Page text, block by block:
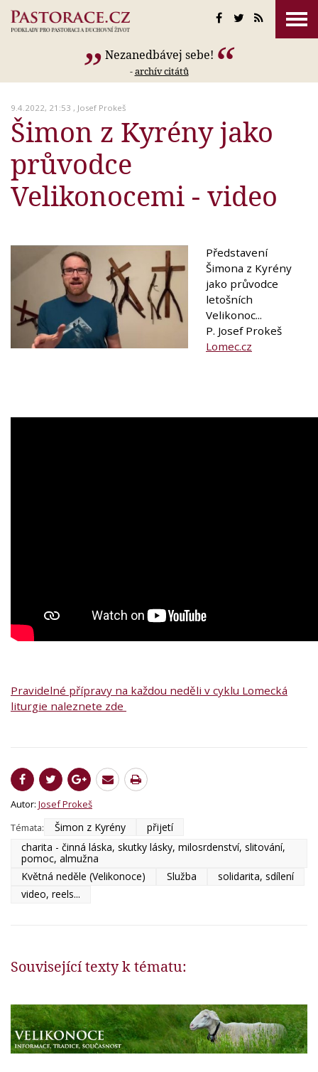
Nezanedbávej sebe!
-archív citátů
9.4.2022, 21:53 , Josef Prokeš
Šimon z Kyrény jako
průvodce
Velikonocemi - video
Představení
Šimona z Kyrény
jako průvodce
letošních
Velikonoc...
P. Josef Prokeš
Lomec.cz
Pravidelné přípravy na každou neděli v cyklu Lomecká
liturgie naleznete zde
Autor: Josef Prokeš
Témata:
Šimon z Kyrény
přijetí
charita - činná láska, skutky lásky, milosrdenství, slitování,
pomoc, almužna
Květná neděle (Velikonoce)
Služba
solidarita, sdílení
video, reels...
Související texty k tématu: